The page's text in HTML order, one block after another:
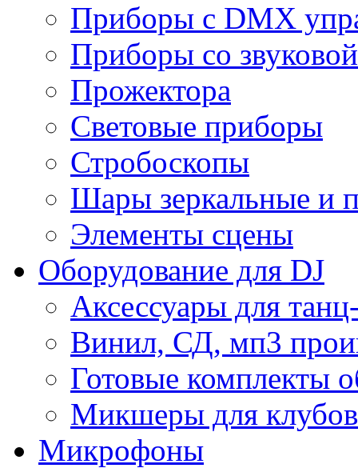
Приборы с DMX
Приборы со
Прожектора
Световые приборы
Стробоскопы
Шары зеркальные и
Элементы сцены
Оборудование для DJ
Аксессуары для
Винил, СД, мп3
Готовые комплекты
Микшеры для клубов
Микрофоны